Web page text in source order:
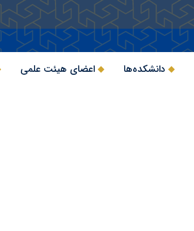
دانشکده‌ها اعضای هیئت علمی